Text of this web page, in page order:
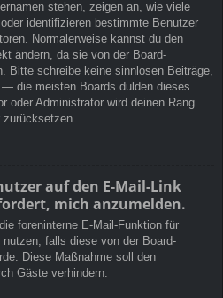
stehen, zeigen an, wie viele
identifizieren bestimmte Benutzer
Normalerweise kannst du den
ändern, da sie von der Board-
Bitte schreibe keine sinnlosen Beiträge,
die meisten Boards dulden dieses
oder Administrator wird deinen Rang
auf den E-Mail-Link
mich anzumelden.
foreninterne E-Mail-Funktion für
falls diese von der Board-
Diese Maßnahme soll den
Gäste verhindern.